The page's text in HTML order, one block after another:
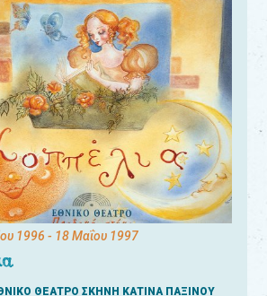
1996 - 18 Μαΐου 1997
ΘΕΑΤΡΟ ΣΚΗΝΗ ΚΑΤΙΝΑ ΠΑΞΙΝΟΥ